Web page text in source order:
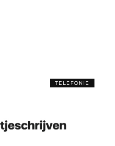
TELEFONIE